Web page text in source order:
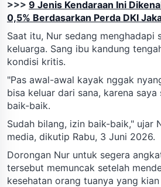
>>> 9 Jenis Kendaraan Ini
0,5% Berdasarkan Perda DKI
Saat itu, Nur sedang menghadapi
keluarga. Sang ibu kandung
kondisi kritis.
"Pas awal-awal kayak nggak
bisa keluar dari sana, karena
baik-baik.
Sudah bilang, izin baik-baik," ujar
media, dikutip Rabu, 3 Juni 2026.
Dorongan Nur untuk segera
tersebut memuncak setelah
kesehatan orang tuanya yang kian